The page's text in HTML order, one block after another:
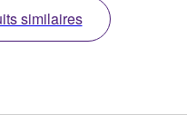
similaires